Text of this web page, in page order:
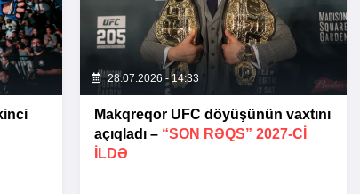
28.07.2026 - 14:33
Makqreqor UFC döyüşünün vaxtını
açıqladı – “SON RƏQS” 2027-CI
ILDƏ